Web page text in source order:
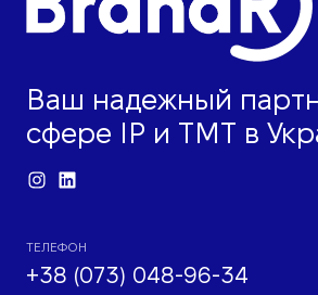
Ваш надежный
сфере IP и ТМТ в
ТЕЛЕФОН
+38 (073) 048-96-34